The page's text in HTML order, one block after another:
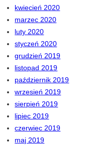
kwiecień 2020
marzec 2020
luty 2020
styczeń 2020
grudzień 2019
listopad 2019
październik 2019
wrzesień 2019
sierpień 2019
lipiec 2019
czerwiec 2019
maj 2019